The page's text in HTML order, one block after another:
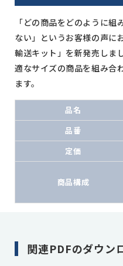
「どの商品をどのように
ない」というお客様の声に
輸送キット」を新発売しま
適なサイズの商品を組み合
ます。
品名
品番
定価
商品構成
関連PDFのダウン